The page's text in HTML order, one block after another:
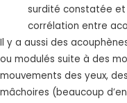
surdité constatée et
corrélation entre
Il y a aussi des
ou modulés suite à des
mouvements des yeux,
mâchoires (beaucoup